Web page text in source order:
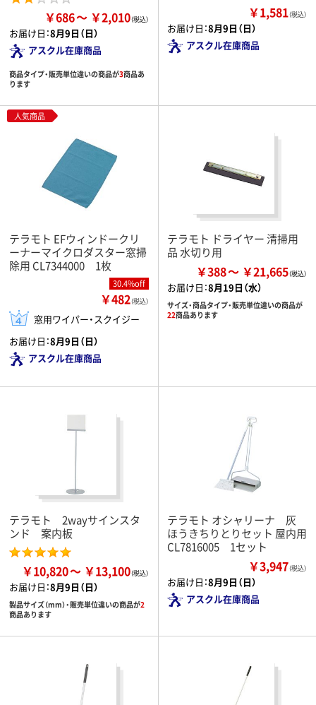
￥686 ￥2,010
お届け日：8月9日（日）
アスクル在庫商品
商品タイプ・販売単位違いの商品が3商品あ
ります
￥1,581（税込）
お届け日：8月9日（日）
アスクル在庫商品
人気商品
テラモト EFウィンドークリ
ーナーマイクロダスター窓掃
除用 CL7344000 1枚
30.4%off
￥482（税込）
窓用ワイパー・スクイジー
お届け日：8月9日（日）
アスクル在庫商品
テラモト ドライヤー 清掃用
品 水切り用
￥388 ￥21,665
お届け日：8月19日（水）
サイズ・商品タイプ・販売単位違いの商品が
22商品あります
テラモト 2wayサインスタ
ンド 案内板
￥10,820 ￥13,100
お届け日：8月9日（日）
製品サイズ（mm）・販売単位違いの商品が2
商品あります
テラモト オシャリーナ 灰
ほうきちりとりセット 屋内用
CL7816005 1セット
￥3,947（税込）
お届け日：8月9日（日）
アスクル在庫商品